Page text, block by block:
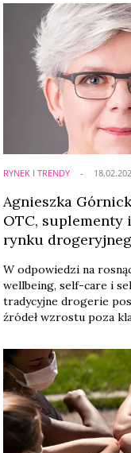
codzienną wydajność
RYNEK I TRENDY
Agnieszka
OTC, suplementy
rynku
W odpowiedzi na
wellbeing, self-care i
tradycyjne drogerie
źródeł wzrostu poza
rozwoju staje się
obszary health i
dywersyfikacja pozwala
zależność od kategorii
promocyjnych –
ale również
znajdują się pod presją